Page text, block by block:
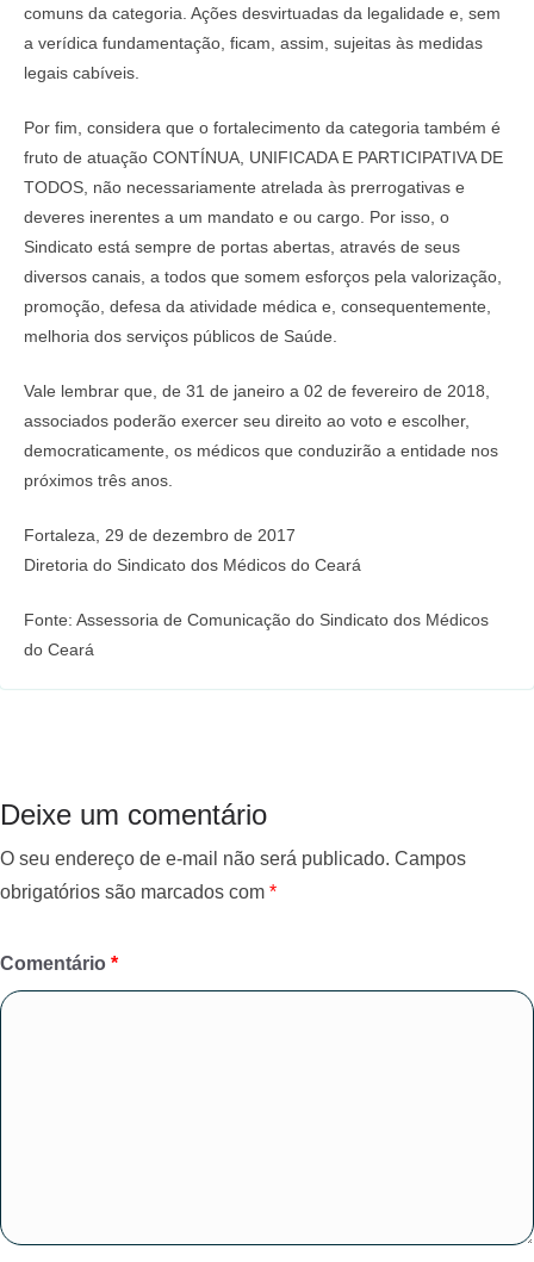
comuns da categoria. Ações desvirtuadas da legalidade e, sem
a verídica fundamentação, ficam, assim, sujeitas às medidas
legais cabíveis.
Por fim, considera que o fortalecimento da categoria também é
fruto de atuação CONTÍNUA, UNIFICADA E PARTICIPATIVA DE
TODOS, não necessariamente atrelada às prerrogativas e
deveres inerentes a um mandato e ou cargo. Por isso, o
Sindicato está sempre de portas abertas, através de seus
diversos canais, a todos que somem esforços pela valorização,
promoção, defesa da atividade médica e, consequentemente,
melhoria dos serviços públicos de Saúde.
Vale lembrar que, de 31 de janeiro a 02 de fevereiro de 2018,
associados poderão exercer seu direito ao voto e escolher,
democraticamente, os médicos que conduzirão a entidade nos
próximos três anos.
Fortaleza, 29 de dezembro de 2017
Diretoria do Sindicato dos Médicos do Ceará
Fonte: Assessoria de Comunicação do Sindicato dos Médicos
do Ceará
Deixe um comentário
O seu endereço de e-mail não será publicado. Campos
obrigatórios são marcados com *
Comentário *